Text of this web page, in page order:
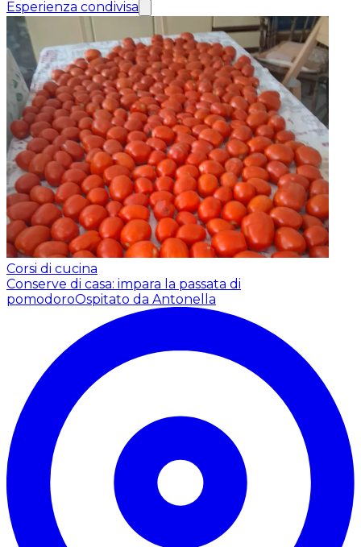
Esperienza condivisa
Corsi di cucina
Conserve di casa: impara la passata di
pomodoroOspitato da Antonella